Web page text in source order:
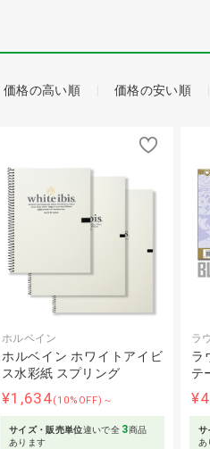
価格の高い順 価格の安い順
ホルベイン
ホルベイン ホワイトアイビ
ス水彩紙 スプリング
¥1,634(10%OFF)～
サイズ・販売単位違いで全 3商品
あります
ラ
ラ
テ
サ
あ